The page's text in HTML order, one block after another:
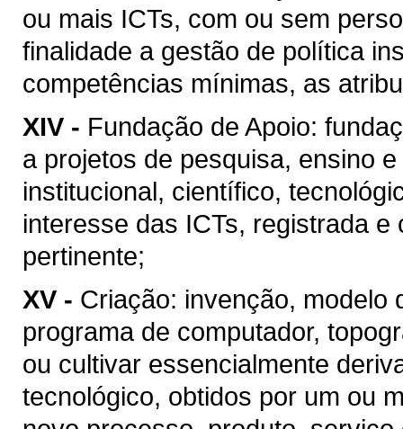
ou mais ICTs, com ou sem
finalidade a gestão de política
competências mínimas, as
XIV - Fundação de Apoio:
a projetos de pesquisa, ensino
institucional, científico,
interesse das ICTs, registrada
pertinente;
XV - Criação: invenção, modelo
programa de computador,
ou cultivar essencialmente
tecnológico, obtidos por um ou